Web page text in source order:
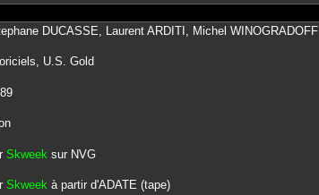
DUCASSE, Laurent ARDITI, Michel WINOGRADOFF
U.S. Gold
Skweek sur NVG
Skweekà partir d'ADATE (tape)